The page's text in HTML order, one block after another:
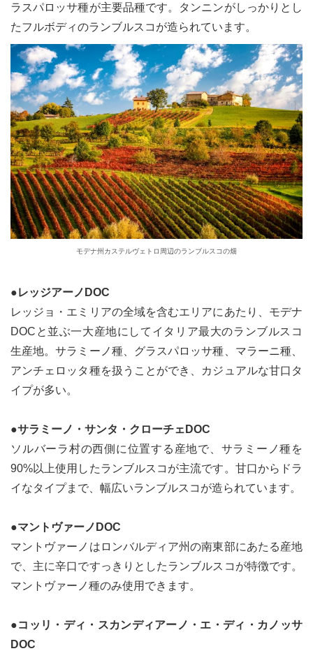
ラスパロッサ種が主要品種です。タンニンがしっかりとし
たフルボディのランブルスコが造られています。
モデナ州カステルヴェトロ周辺のランブルスコの畑
●レッジアーノDOC
レッジョ・エミリアの全域を含むエリアにあたり、モデナ
DOCと並ぶ一大産地にしてイタリア最大のランブルスコ
生産地。サラミーノ種、グラスパロッサ種、マラーニ種、
アンチェロッタ種を扱うことができ、カジュアルな甘口タ
イプが多い。
●サラミーノ・サンタ・クローチェDOC
ソルバーラ村の西側に位置する産地で、サラミーノ種を
90%以上使用したランブルスコが主流です。甘口からドラ
イなタイプまで、幅広いランブルスコが造られています。
●マントヴァーノDOC
マントヴァーノはロンバルディア州の南東部にあたる産地
で、主に辛口ですっきりとしたランブルスコが特徴です。
マントヴァーノ種のみ使用できます。
●コッリ・ディ・スカンディアーノ・エ・ディ・カノッサ
DOC